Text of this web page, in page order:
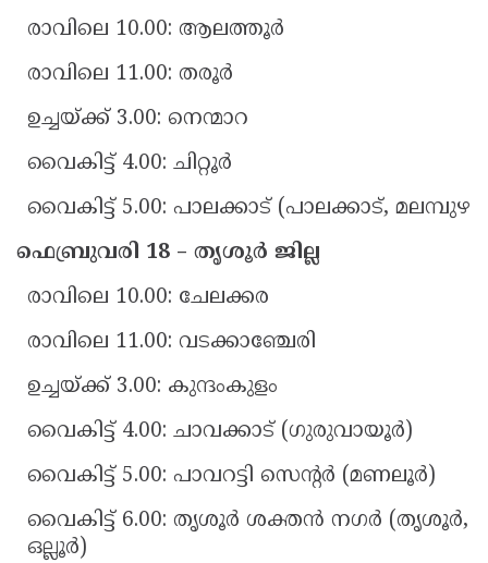
രാവിലെ 10.00: ആലത്തൂർ
രാവിലെ 11.00: തരൂർ
ഉച്ചയ്ക്ക് 3.00: നെന്മാറ
വൈകിട്ട് 4.00: ചിറ്റൂർ
വൈകിട്ട് 5.00: പാലക്കാട് (പാലക്കാട്, മലമ്പുഴ)
ഫെബ്രുവരി 18 – തൃശൂർ ജില്ല
രാവിലെ 10.00: ചേലക്കര
രാവിലെ 11.00: വടക്കാഞ്ചേരി
ഉച്ചയ്ക്ക് 3.00: കുന്ദംകുളം
വൈകിട്ട് 4.00: ചാവക്കാട് (ഗുരുവായൂർ)
വൈകിട്ട് 5.00: പാവറട്ടി സെന്റർ (മണലൂർ)
വൈകിട്ട് 6.00: തൃശൂർ ശക്തൻ നഗർ (തൃശൂർ,
ഒല്ലൂർ)